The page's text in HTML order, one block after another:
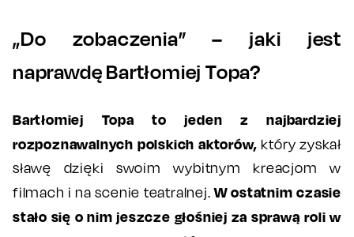
„Do zobaczenia” – jaki jest
naprawdę Bartłomiej Topa?
Bartłomiej Topa to jeden z najbardziej
rozpoznawalnych polskich aktorów, który zyskał
sławę dzięki swoim wybitnym kreacjom w
filmach i na scenie teatralnej.W ostatnim czasie
stało się o nim jeszcze głośniej za sprawą roli w